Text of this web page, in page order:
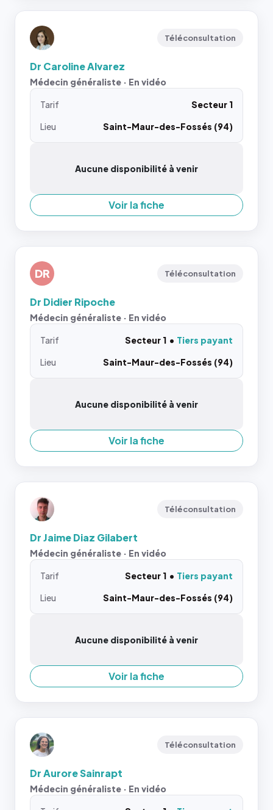
Téléconsultation
Dr Caroline Alvarez
Médecin généraliste · En vidéo
Tarif
Secteur 1
Lieu
Saint-Maur-des-Fossés (94)
Aucune disponibilité à venir
Voir la fiche
DR Téléconsultation
Dr Didier Ripoche
Médecin généraliste · En vidéo
Tarif Secteur 1
Tiers payant
Lieu
Saint-Maur-des-Fossés (94)
Aucune disponibilité à venir
Voir la fiche
Téléconsultation
Dr Jaime Diaz Gilabert
Médecin généraliste · En vidéo
Tarif Secteur 1
Tiers payant
Lieu
Saint-Maur-des-Fossés (94)
Aucune disponibilité à venir
Voir la fiche
Téléconsultation
Dr Aurore Sainrapt
Médecin généraliste · En vidéo